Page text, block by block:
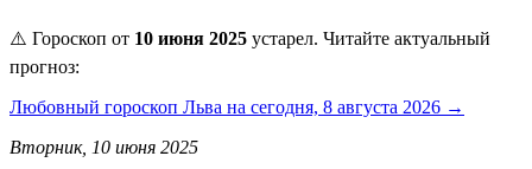
⚠️ Гороскоп от 10 июня 2025 устарел. Читайте актуальный
прогноз:
Любовный гороскоп Льва на сегодня, 8 августа 2026 →
Вторник, 10 июня 2025